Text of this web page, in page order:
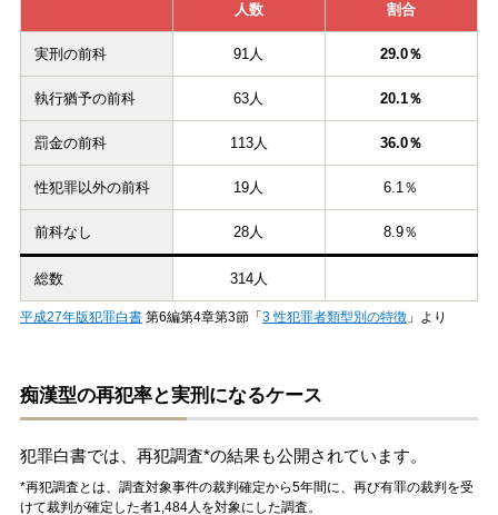
人数 割合
実刑の前科 91人 29.0％
執行猶予の前科 63人 20.1％
罰金の前科 113人 36.0％
性犯罪以外の前科 19人 6.1％
前科なし 28人 8.9％
総数 314人
平成27年版犯罪白書第6編第4章第3節「3 性犯罪者類型別の特徴」より
痴漢型の再犯率と実刑になるケース
犯罪白書では、再犯調査*の結果も公開されています。
*再犯調査とは、調査対象事件の裁判確定から5年間に、再び有罪の裁判を受
けて裁判が確定した者1,484人を対象にした調査。